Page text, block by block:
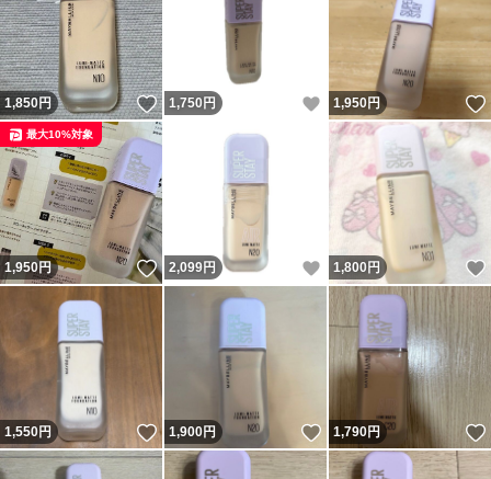
1,850円 いいね！
1,750 円 いいね！
1,950円
1,950円 いいね！
最大10%対象
2,099円 いいね！
1,800 円
1,550円 いいね！
1,900円 いいね！
1,790円